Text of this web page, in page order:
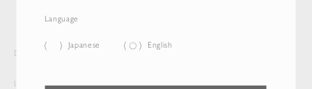
Language
Japanese English
Delivery destination and Language
United States English